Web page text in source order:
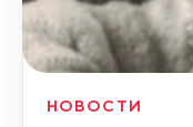
НОВОСТИ